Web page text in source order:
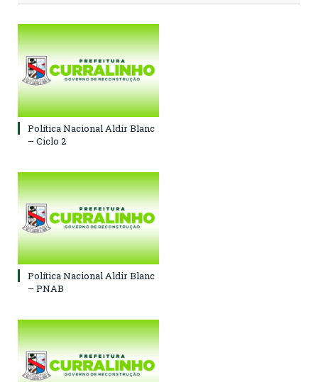
Política Nacional Aldir Blanc
– Ciclo 2
Política Nacional Aldir Blanc
– PNAB